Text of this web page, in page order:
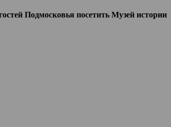
Подмосковья посетить Музей истории